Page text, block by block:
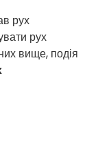
рух
рух
вище, подія